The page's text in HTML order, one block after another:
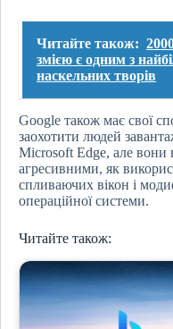
Читайте також:
змією є одним з
наскельних творів
Google також має свої
заохотити людей
Microsoft Edge, але вони
агресивними, як
спливаючих вікон і
операційної системи.
Читайте також: